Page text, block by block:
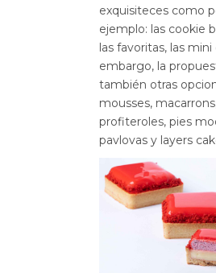
exquisiteces como
ejemplo: las cookie
las favoritas, las mini
embargo, la
también otras
mousses,
profiteroles, pies
pavlovas y layers